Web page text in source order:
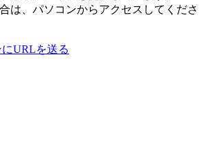
は、パソコンからアクセスしてくださ
URLを送る